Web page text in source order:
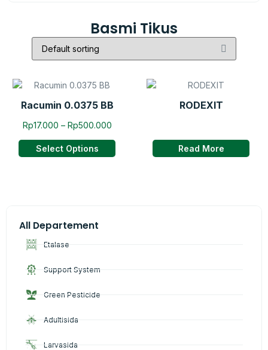
All Departement
Etalase
Support System
Green Pesticide
Adultisida
Larvasida
Basmi Tikus
Racumin 0.0375 BB
Rp17.000 – Rp500.000
Select Options
RODEXIT
Read More